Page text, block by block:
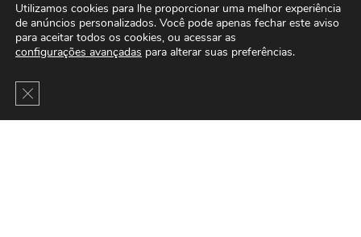
Utilizamos cookies para lhe proporcionar uma melhor experiência
de anúncios personalizados. Você pode apenas fechar este aviso
para aceitar todos os cookies, ou acessar as
configurações avançadas para alterar suas preferências.
Close GDPR Cookie Banner